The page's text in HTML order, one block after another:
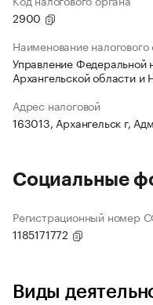
2900
Наименование налогового
Управление Федеральной
Архангельской области и
Адрес налоговой
163013, Архангельск г,
Социальные
Регистрационный номер
1185171772
Виды